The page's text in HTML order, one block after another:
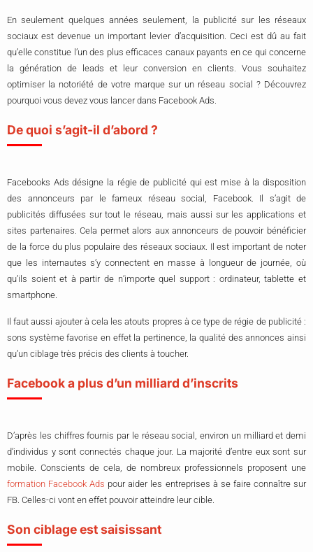
En seulement quelques années seulement, la publicité sur les réseaux
sociaux est devenue un important levier d’acquisition. Ceci est dû au fait
qu’elle constitue l’un des plus efficaces canaux payants en ce qui concerne
la génération de leads et leur conversion en clients. Vous souhaitez
optimiser la notoriété de votre marque sur un réseau social ? Découvrez
pourquoi vous devez vous lancer dans Facebook Ads.
De quoi s’agit-il d’abord ?
Facebooks Ads désigne la régie de publicité qui est mise à la disposition
des annonceurs par le fameux réseau social, Facebook. Il s’agit de
publicités diffusées sur tout le réseau, mais aussi sur les applications et
sites partenaires. Cela permet alors aux annonceurs de pouvoir bénéficier
de la force du plus populaire des réseaux sociaux. Il est important de noter
que les internautes s’y connectent en masse à longueur de journée, où
qu’ils soient et à partir de n’importe quel support : ordinateur, tablette et
smartphone.
Il faut aussi ajouter à cela les atouts propres à ce type de régie de publicité :
sons système favorise en effet la pertinence, la qualité des annonces ainsi
qu’un ciblage très précis des clients à toucher.
Facebook a plus d’un milliard d’inscrits
D’après les chiffres fournis par le réseau social, environ un milliard et demi
d’individus y sont connectés chaque jour. La majorité d’entre eux sont sur
mobile. Conscients de cela, de nombreux professionnels proposent une
formation Facebook Ads pour aider les entreprises à se faire connaître sur
FB. Celles-ci vont en effet pouvoir atteindre leur cible.
Son ciblage est saisissant